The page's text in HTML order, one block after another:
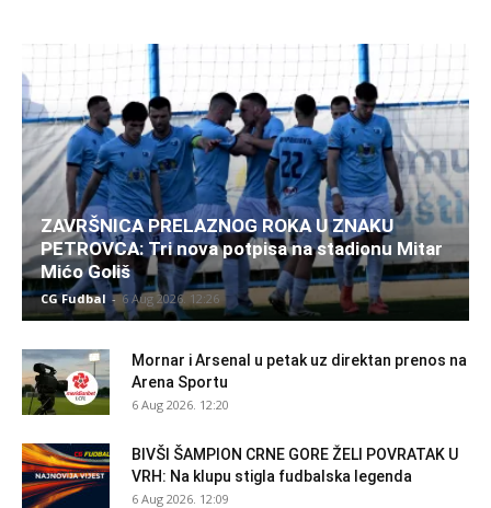
ZAVRŠNICA PRELAZNOG ROKA U ZNAKU
PETROVCA: Tri nova potpisa na stadionu Mitar
Mićo Goliš
CG Fudbal - 6 Aug 2026. 12:26
Mornar i Arsenal u petak uz direktan prenos na
Arena Sportu
6 Aug 2026. 12:20
BIVŠI ŠAMPION CRNE GORE ŽELI POVRATAK U
VRH: Na klupu stigla fudbalska legenda
6 Aug 2026. 12:09